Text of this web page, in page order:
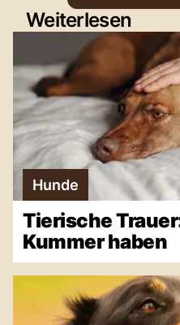
Weiterlesen
Hunde
Tierische
Kummer haben